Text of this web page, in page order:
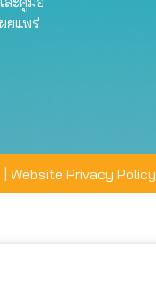
ผยแพร่
Website Privacy Policy